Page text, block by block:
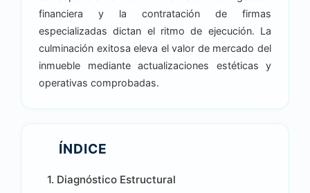
financiera y la contratación de firmas
especializadas dictan el ritmo de ejecución. La
culminación exitosa eleva el valor de mercado del
inmueble mediante actualizaciones estéticas y
operativas comprobadas.
ÍNDICE
1. Diagnóstico Estructural